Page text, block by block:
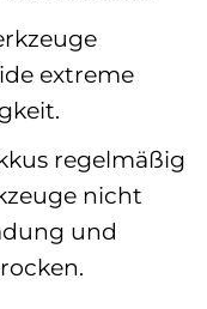
extreme
regelmäßig
nicht
und